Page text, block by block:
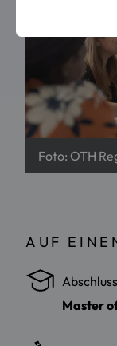
Foto: OTH
AUF
Abschluss
Master